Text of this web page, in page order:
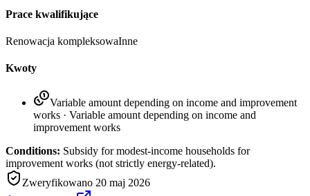
Prace kwalifikujące
Renowacja kompleksowaInne
Kwoty
Variable amount depending on income and improvement
works · Variable amount depending on income and
improvement works
Conditions: Subsidy for modest-income households for
improvement works (not strictly energy-related).
Zweryfikowano 20 maj 2026